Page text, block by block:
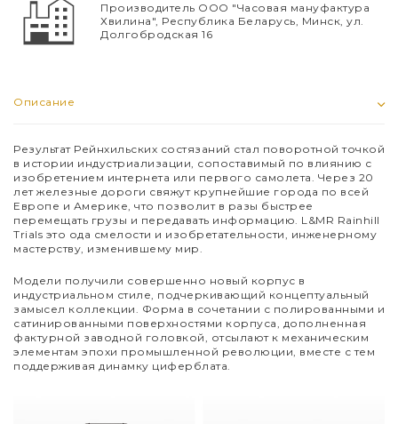
Производитель ООО "Часовая мануфактура
Хвилина", Республика Беларусь, Минск, ул.
Долгобродская 16
Описание
Результат Рейнхильских состязаний стал поворотной точкой
в истории индустриализации, сопоставимый по влиянию с
изобретением интернета или первого самолета. Через 20
лет железные дороги свяжут крупнейшие города по всей
Европе и Америке, что позволит в разы быстрее
перемещать грузы и передавать информацию. L&MR Rainhill
Trials это ода смелости и изобретательности, инженерному
мастерству, изменившему мир.
Модели получили совершенно новый корпус в
индустриальном стиле, подчеркивающий концептуальный
замысел коллекции. Форма в сочетании с полированными и
сатинированными поверхностями корпуса, дополненная
фактурной заводной головкой, отсылают к механическим
элементам эпохи промышленной революции, вместе с тем
поддерживая динамку циферблата.